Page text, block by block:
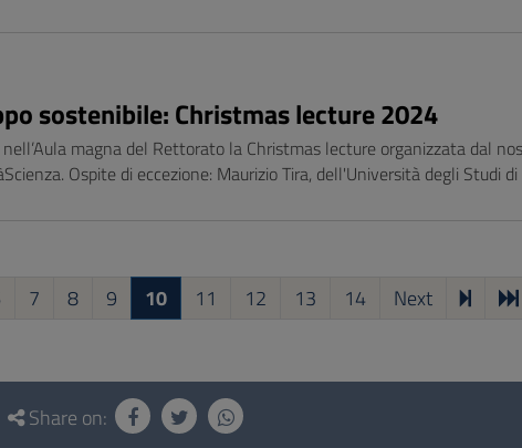
sostenibile: Christmas lecture 2024
magna del Rettorato la Christmas lecture organizzata dal
Ospite di eccezione: Maurizio Tira, dell'Università degli Studi
7 8 9 10 11 12 13 14 Next
Share on: